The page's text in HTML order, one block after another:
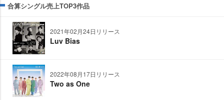
合算シングル売上TOP3作品
2021年02月24日リリース
Luv Bias
2022年08月17日リリース
Two as One